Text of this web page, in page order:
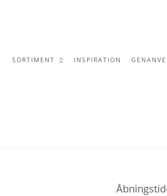
SORTIMENT INSPIRATION